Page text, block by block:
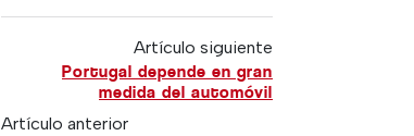
Artículo siguiente
Portugal depende en gran
medida del automóvil
Artículo anterior